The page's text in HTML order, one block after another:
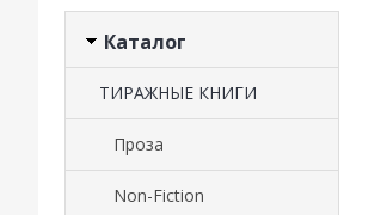
Каталог
ТИРАЖНЫЕ КНИГИ
Проза
Non-Fiction